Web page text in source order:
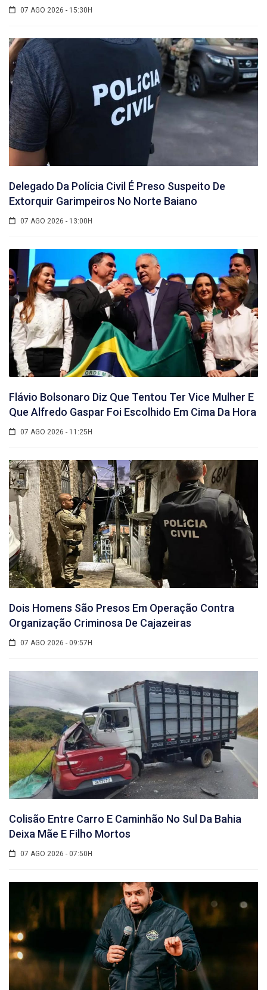
07 AGO 2026 - 15:30H
Delegado Da Polícia Civil É Preso Suspeito De
Extorquir Garimpeiros No Norte Baiano
07 AGO 2026 - 13:00H
Flávio Bolsonaro Diz Que Tentou Ter Vice Mulher E
Que Alfredo Gaspar Foi Escolhido Em Cima Da Hora
07 AGO 2026 - 11:25H
Dois Homens São Presos Em Operação Contra
Organização Criminosa De Cajazeiras
07 AGO 2026 - 09:57H
Colisão Entre Carro E Caminhão No Sul Da Bahia
Deixa Mãe E Filho Mortos
07 AGO 2026 - 07:50H